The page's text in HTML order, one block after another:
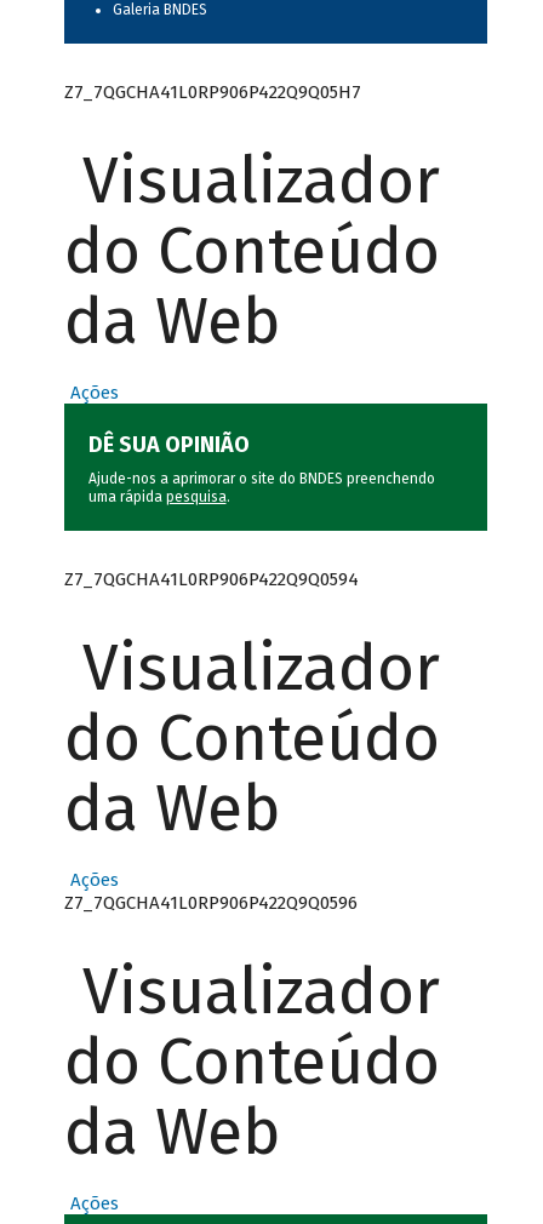
Galeria BNDES
Z7_7QGCHA41L0RP906P422Q9Q05H7
Visualizador
do Conteúdo
da Web
Ações
DÊ SUA OPINIÃO
Ajude-nos a aprimorar o site do BNDES preenchendo
uma rápida pesquisa.
Z7_7QGCHA41L0RP906P422Q9Q0594
Visualizador
do Conteúdo
da Web
Ações
Z7_7QGCHA41L0RP906P422Q9Q0596
Visualizador
do Conteúdo
da Web
Ações